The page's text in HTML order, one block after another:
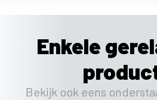
Enkele
Bekijk ook eens